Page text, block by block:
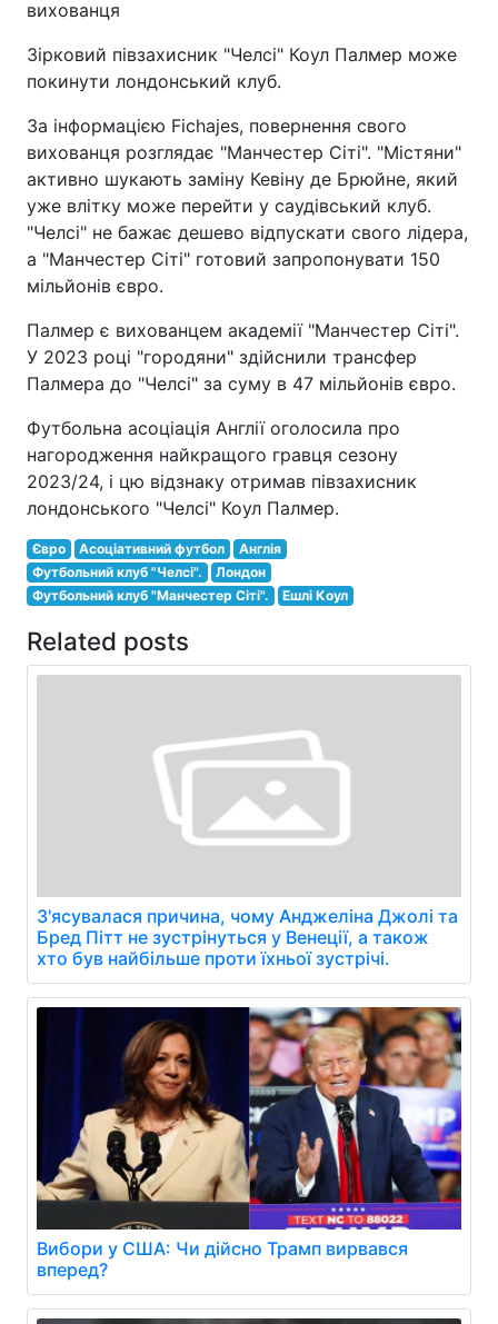
вихованця
Зірковий півзахисник "Челсі" Коул Палмер може
покинути лондонський клуб.
За інформацією Fichajes, повернення свого
вихованця розглядає "Манчестер Сіті". "Містяни"
активно шукають заміну Кевіну де Брюйне, який
уже влітку може перейти у саудівський клуб.
"Челсі" не бажає дешево відпускати свого лідера,
а "Манчестер Сіті" готовий запропонувати 150
мільйонів євро.
Палмер є вихованцем академії "Манчестер Сіті".
У 2023 році "городяни" здійснили трансфер
Палмера до "Челсі" за суму в 47 мільйонів євро.
Футбольна асоціація Англії оголосила про
нагородження найкращого гравця сезону
2023/24, і цю відзнаку отримав півзахисник
лондонського "Челсі" Коул Палмер.
Євро Асоціативний футбол
Англія
Футбольний клуб "Челсі".
Лондон
Футбольний клуб "Манчестер Сіті".
Ешлі Коул
Related posts
З'ясувалася причина, чому Анджеліна Джолі та
Бред Пітт не зустрінуться у Венеції, а також
хто був найбільше проти їхньої зустрічі.
Вибори у США: Чи дійсно Трамп вирвався
вперед?